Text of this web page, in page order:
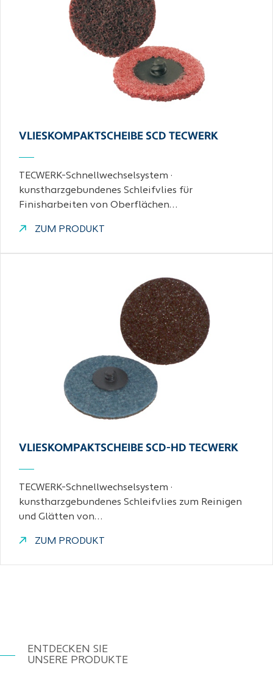
VLIESKOMPAKTSCHEIBE SCD TECWERK
TECWERK-Schnellwechselsystem ·
kunstharzgebundenes Schleifvlies für
Finisharbeiten von Oberflächen…
ZUM PRODUKT
VLIESKOMPAKTSCHEIBE SCD-HD TECWERK
TECWERK-Schnellwechselsystem ·
kunstharzgebundenes Schleifvlies zum Reinigen
und Glätten von…
ZUM PRODUKT
ENTDECKEN SIE
UNSERE PRODUKTE